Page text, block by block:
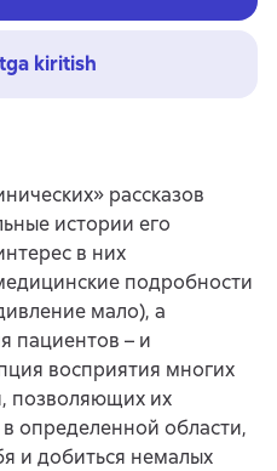
kiritish
рассказов
истории его
в них
подробности
мало), а
пациентов – и
восприятия многих
позволяющих их
определенной области,
и добиться немалых